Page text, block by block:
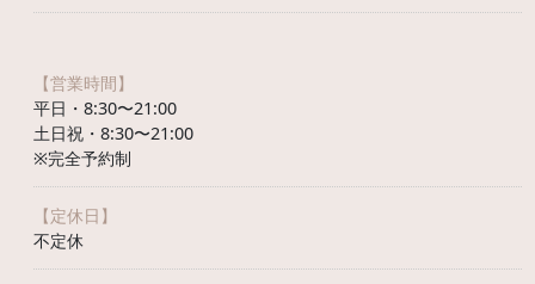
【営業時間】
平日・8:30〜21:00
土日祝・8:30〜21:00
※完全予約制
【定休日】
不定休